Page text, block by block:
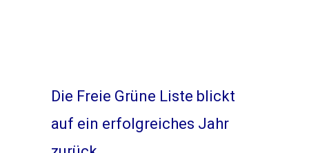
Die Freie Grüne Liste blickt
auf ein erfolgreiches Jahr